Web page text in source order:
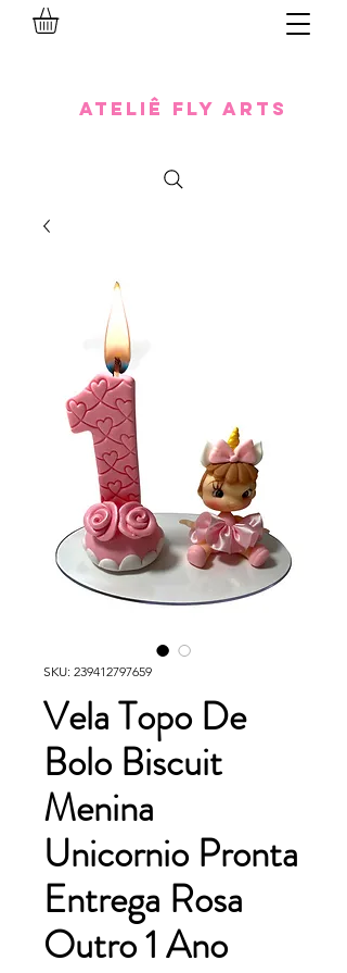
Ateliê Fly Arts
SKU: 239412797659
Vela Topo De
Bolo Biscuit
Menina
Unicornio Pronta
Entrega Rosa
Outro 1 Ano